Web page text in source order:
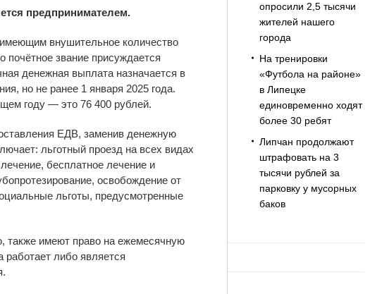
предпринимателем.
внушительное количество
почётное звание присуждается
денежная выплата назначается в
но не ранее 1 января 2025 года.
году — это 76 400 рублей.
ЕДВ, заменив денежную
льготный проезд на всех видах
бесплатное лечение и
освобождение от
льготы, предусмотренные
также имеют право на ежемесячную
либо является
опросили 2,5 тысячи
жителей нашего
города
На тренировки
«Футбола на районе»
в Липецке
единовременно ходят
более 30 ребят
Липчан продолжают
штрафовать на 3
тысячи рублей за
парковку у мусорных
баков